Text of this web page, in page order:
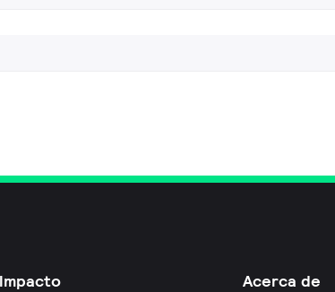
Impacto Acerca de